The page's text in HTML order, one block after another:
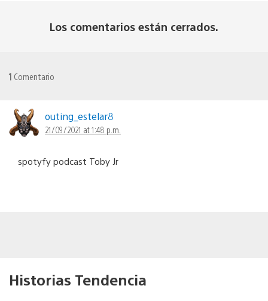
Los comentarios están cerrados.
1 Comentario
outing_estelar8
21/09/2021 at 1:48 p.m.
spotyfy podcast Toby Jr
Historias Tendencia